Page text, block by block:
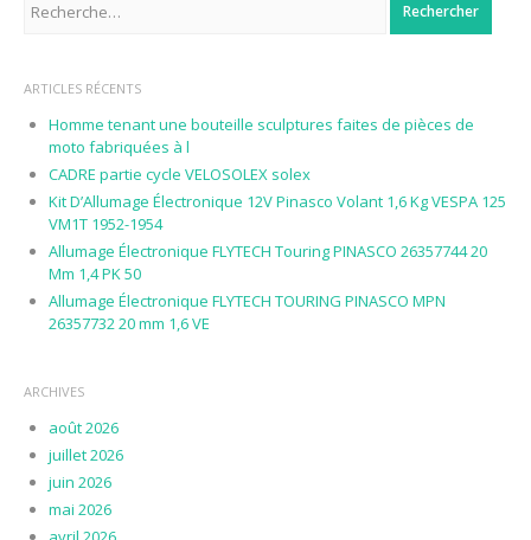
ARTICLES RÉCENTS
Homme tenant une bouteille sculptures faites de pièces de
moto fabriquées à l
CADRE partie cycle VELOSOLEX solex
Kit D’Allumage Électronique 12V Pinasco Volant 1,6 Kg VESPA 125
VM1T 1952-1954
Allumage Électronique FLYTECH Touring PINASCO 26357744 20
Mm 1,4 PK 50
Allumage Électronique FLYTECH TOURING PINASCO MPN
26357732 20 mm 1,6 VE
ARCHIVES
août 2026
juillet 2026
juin 2026
mai 2026